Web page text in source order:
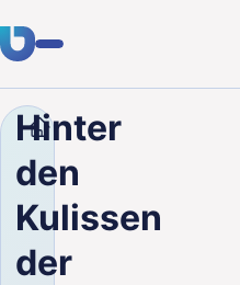
Fachwissen
Kunden
Branchen
Unternehmen
Hinter
den
Kulissen
der